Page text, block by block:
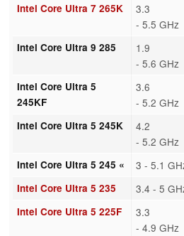
Intel Core Ultra 7 265K
3.3
- 5.5 GHz
Intel Core Ultra 9 285
1.9
- 5.6 GHz
Intel Core Ultra 5
245KF
3.6
- 5.2 GHz
Intel Core Ultra 5 245K
4.2
- 5.2 GHz
Intel Core Ultra 5 245 « 3 - 5.1
Intel Core Ultra 5 235 3.4 - 5
Intel Core Ultra 5 225F
3.3
- 4.9 GHz